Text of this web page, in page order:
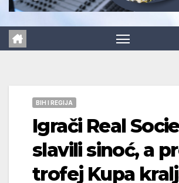
BIH I REGIJA
Igrači Real
slavili sinoć, a
trofej Kupa